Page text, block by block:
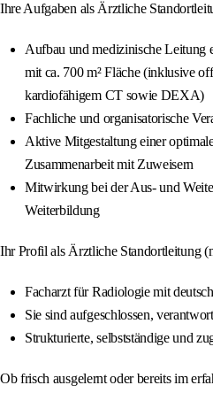
Ihre Aufgaben als Ärztliche
Aufbau und medizinische Leitung
mit ca. 700 m² Fläche (inklusive
kardiofähigem CT sowie DEXA)
Fachliche und organisatorische
Aktive Mitgestaltung einer
Zusammenarbeit mit Zuweisern
Mitwirkung bei der Aus- und
Weiterbildung
Ihr Profil als Ärztliche Standortleitung
Facharzt für Radiologie mit
Sie sind aufgeschlossen,
Strukturierte, selbstständige und
Ob frisch ausgelernt oder bereits im